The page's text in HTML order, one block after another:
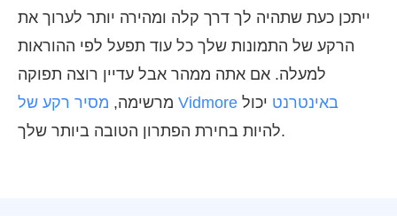
ייתכן כעת שתהיה לך דרך קלה ומהירה יותר לערוך את
הרקע של התמונות שלך כל עוד תפעל לפי ההוראות
למעלה. אם אתה ממהר אבל עדיין רוצה תפוקה
מרשימה,
מסיר רקע של Vidmore באינטרנט יכול
להיות בחירת הפתרון הטובה ביותר שלך.